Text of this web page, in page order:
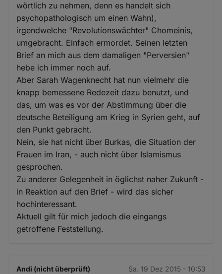
wörtlich zu nehmen, denn es handelt sich
psychopathologisch um einen Wahn),
irgendwelche "Revolutionswächter" Chomeinis,
umgebracht. Einfach ermordet. Seinen letzten
Brief an mich aus dem damaligen "Perversien"
hebe ich immer noch auf.
Aber Sarah Wagenknecht hat nun vielmehr die
knapp bemessene Redezeit dazu benutzt, und
das, um was es vor der Abstimmung über die
deutsche Beteiligung am Krieg in Syrien geht, auf
den Punkt gebracht.
Nein, sie hat nicht über Burkas, die Situation der
Frauen im Iran, - auch nicht über Islamismus
gesprochen.
Zu anderer Gelegenheit in öglichst naher Zukunft -
in Reaktion auf den Brief - wird das sicher
hochinteressant.
Aktuell gilt für mich jedoch die eingangs
getroffene Feststellung.
Andi (nicht überprüft) Sa. 19 Dez 2015 - 10:53